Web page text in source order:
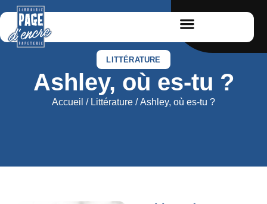
LITTÉRATURE
Ashley, où es-tu ?
Accueil / Littérature / Ashley, où es-tu ?